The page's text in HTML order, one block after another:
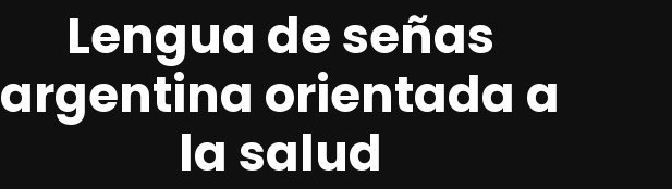
Lengua de señas
argentina orientada a
la salud